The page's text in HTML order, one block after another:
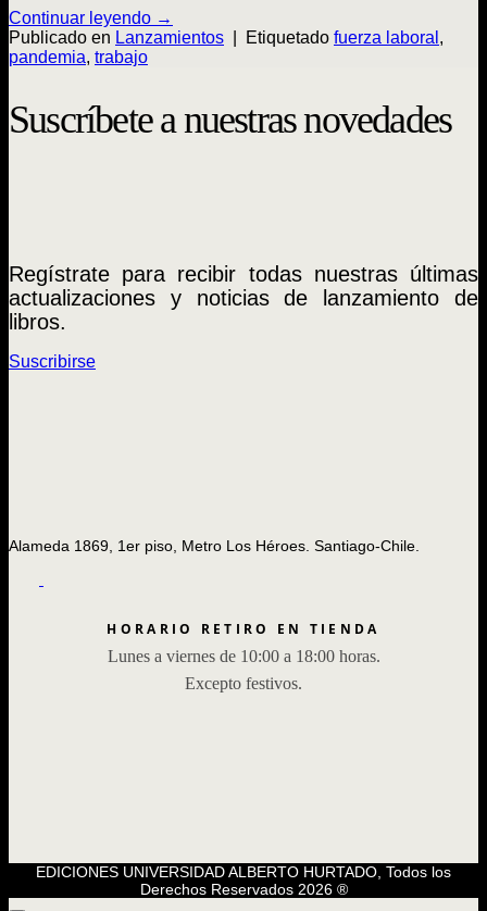
Continuar leyendo →
Publicado en Lanzamientos Etiquetado fuerza laboral ,
pandemia, trabajo
Suscríbete a nuestras novedades
Regístrate para recibir todas nuestras últimas
actualizaciones y noticias de lanzamiento de
libros.
Suscribirse
Alameda 1869, 1er piso, Metro Los Héroes. Santiago-Chile.
HORARIO RETIRO EN TIENDA
Lunes a viernes de 10:00 a 18:00 horas.
Excepto festivos.
EDICIONES UNIVERSIDAD ALBERTO HURTADO, Todos los
Derechos Reservados 2026 ®